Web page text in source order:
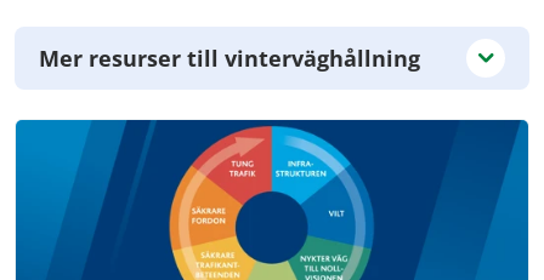
Mer resurser till vinterväghållning